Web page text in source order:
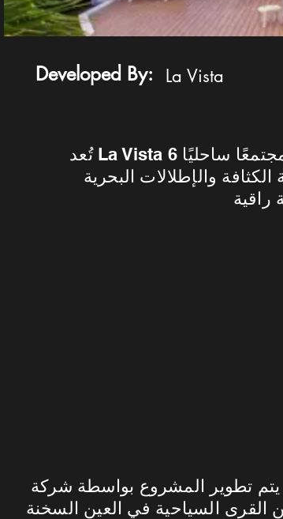
La Vista
تُعد La Vista 6 واحدة من القرى السياحية المميزة في العين السخنة، حيث تقدم مجتمعًا ساحليًا
والإطلالات البحرية
يتم تطوير المشروع بواسطة شركة La Vista Developments، وهي شركة مصرية تأسست عام 1991
السياحية في العين السخنة
Developed By: